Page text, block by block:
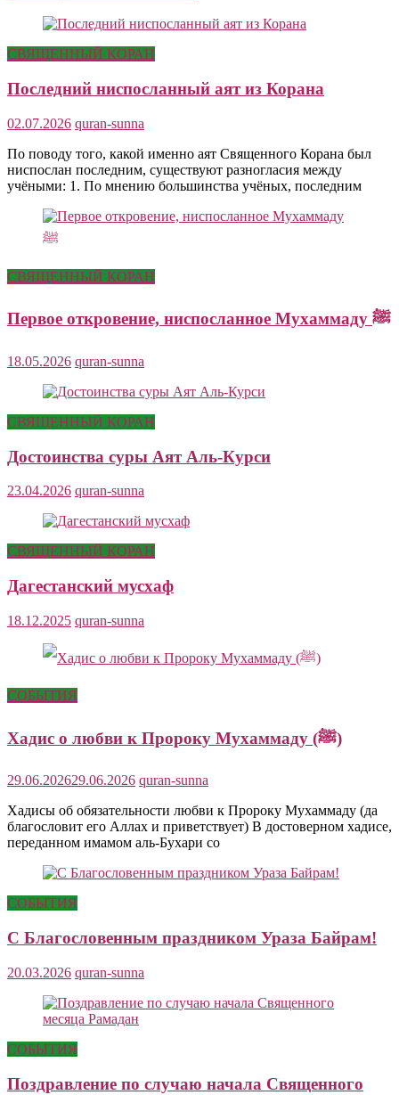
СВЯЩЕННЫЙ КОРАН
Последний ниспосланный аят из Корана
02.07.2026 quran-sunna
По поводу того, какой именно аят Священного Корана был
ниспослан последним, существуют разногласия между
учёными: 1. По мнению большинства учёных, последним
СВЯЩЕННЫЙ КОРАН
Первое откровение, ниспосланное Мухаммаду ﷺ
18.05.2026 quran-sunna
СВЯЩЕННЫЙ КОРАН
Достоинства суры Аят Аль-Курси
23.04.2026 quran-sunna
СВЯЩЕННЫЙ КОРАН
Дагестанский мусхаф
18.12.2025 quran-sunna
СОБЫТИЯ
Хадис о любви к Пророку Мухаммаду (ﷺ)
29.06.202629.06.2026 quran-sunna
Хадисы об обязательности любви к Пророку Мухаммаду (да
благословит его Аллах и приветствует) В достоверном хадисе,
переданном имамом аль-Бухари со
СОБЫТИЯ
С Благословенным праздником Ураза Байрам!
20.03.2026 quran-sunna
СОБЫТИЯ
Поздравление по случаю начала Священного